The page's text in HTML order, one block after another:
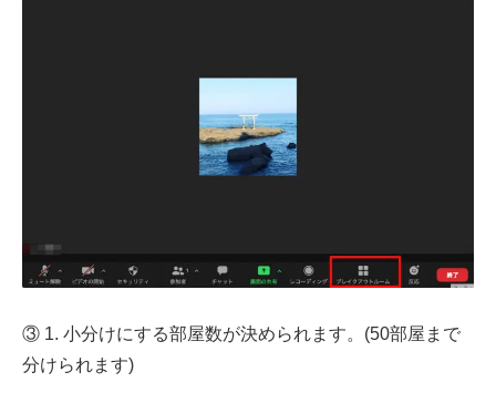
③ 1. 小分けにする部屋数が決められます。(50部屋まで
分けられます)